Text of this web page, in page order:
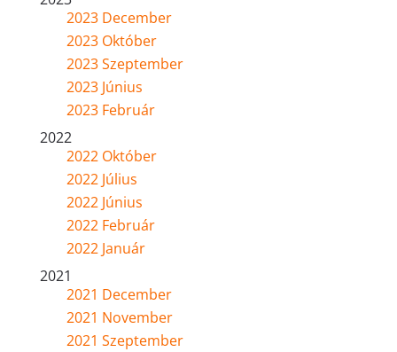
2023 December
2023 Október
2023 Szeptember
2023 Június
2023 Február
2022
2022 Október
2022 Július
2022 Június
2022 Február
2022 Január
2021
2021 December
2021 November
2021 Szeptember